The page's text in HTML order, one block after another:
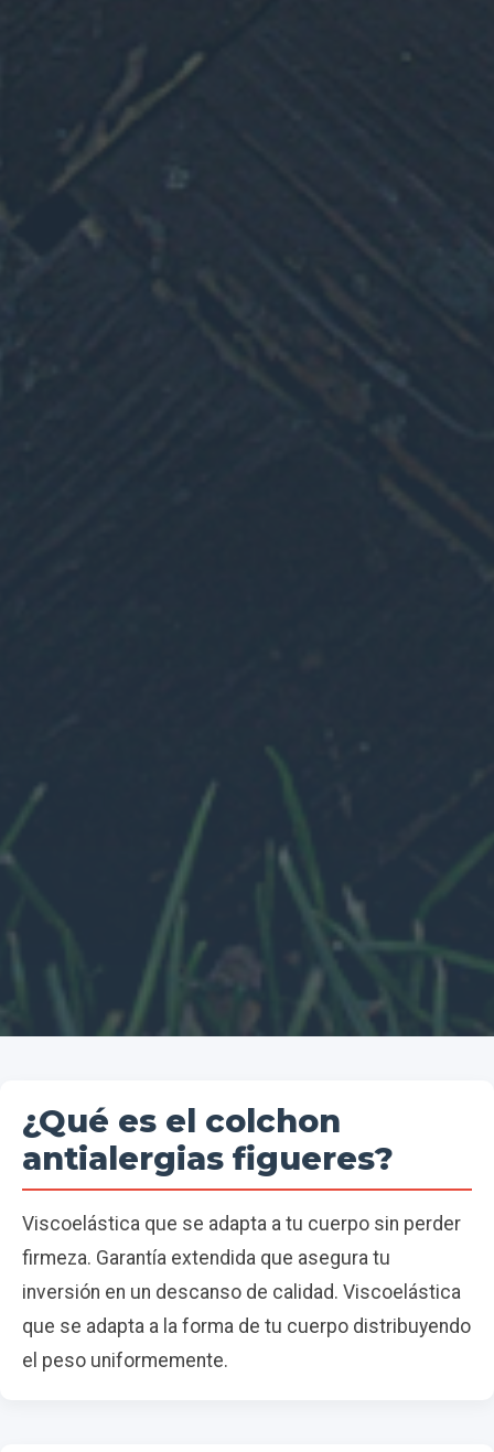
¿Qué es el colchon
antialergias figueres?
Viscoelástica que se adapta a tu cuerpo sin perder
firmeza. Garantía extendida que asegura tu
inversión en un descanso de calidad. Viscoelástica
que se adapta a la forma de tu cuerpo distribuyendo
el peso uniformemente.